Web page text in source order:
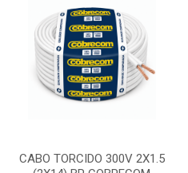
CABO TORCIDO 300V 2X1.5